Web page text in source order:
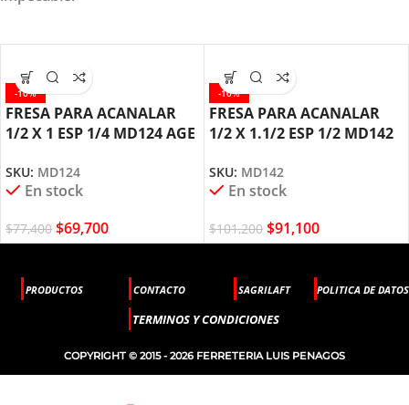
-10%
FRESA PARA ACANALAR
1/2 X 1 ESP 1/4 MD124 AGE
SKU: MD124
En stock
$77,400 $69,700
-10%
FRESA PARA ACANALAR
1/2 X 1.1/2 ESP 1/2 MD142
SKU: MD142
En stock
$101,200 $91,100
PRODUCTOS CONTACTO SAGRILAFT POLITICA DE DATOS
TERMINOS Y CONDICIONES
COPYRIGHT © 2015 - 2026 FERRETERIA LUIS PENAGOS